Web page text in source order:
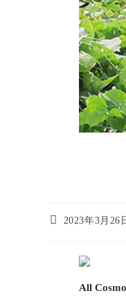
2023年3月26
All